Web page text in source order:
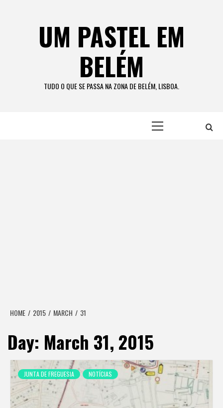
UM PASTEL EM
BELÉM
TUDO O QUE SE PASSA NA ZONA DE BELÉM, LISBOA.
HOME 2015 MARCH 31
Day: March 31, 2015
JUNTA DE FREGUESIA NOTÍCIAS